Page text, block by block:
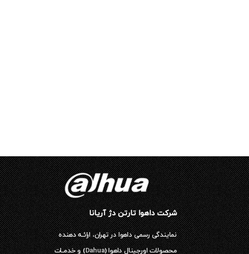
شرکت داهوا تارتن دژ آریانا
نمایندگی رسمی داهوا در تهران، ارائـه دهنده
محصولات اورجینال داهوا (Dahua) و خدمـات